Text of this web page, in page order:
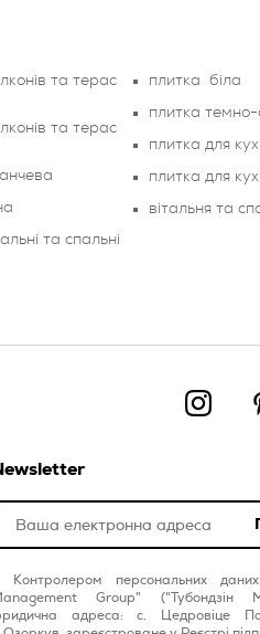
та терас
та терас
та спальні
плитка біла
плитка темно-
плитка для
плитка для
вітальня та
Контролером персональних
Group" ("Тубондзін
адреса: с. Цедровіце